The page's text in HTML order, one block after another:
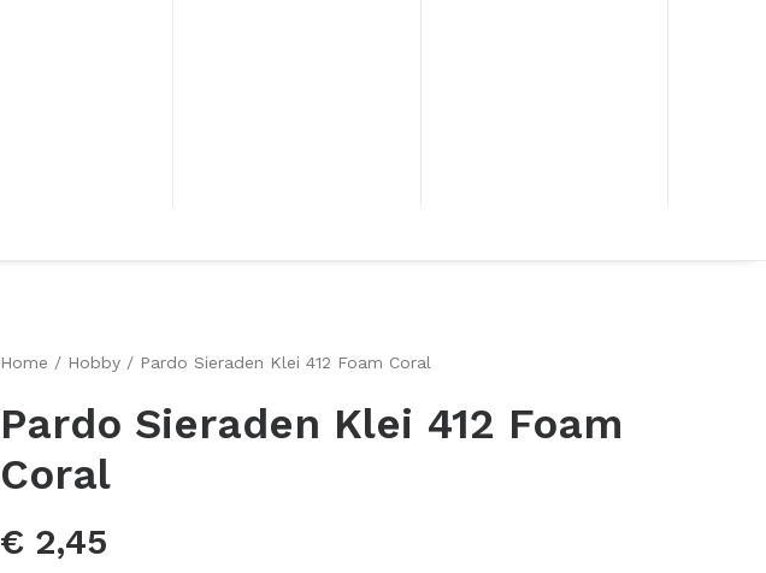
Home Hobby Pardo Sieraden Klei 412 Foam Coral
Pardo Sieraden Klei 412 Foam
Coral
€ 2,45